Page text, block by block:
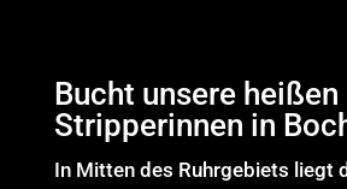
Bucht unsere heißen
Stripperinnen in
In Mitten des Ruhrgebiets liegt